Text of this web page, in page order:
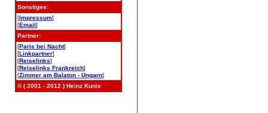
Sonstiges:
[Impressum]
[Email]
Partner:
[Paris bei Nacht]
[Linkpartner]
[Reiselinks]
[Reiselinks Frankreich]
[Zimmer am Balaton - Ungarn]
© ( 2001 - 2012 ) Heinz Kunis